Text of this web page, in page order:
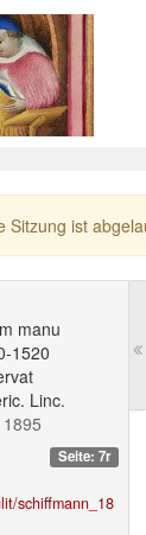
Sitzung ist
manu
1520
Linc.
Seite: 7r
schiffmann_18